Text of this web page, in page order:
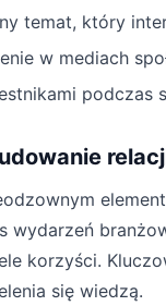
temat, który
w mediach
podczas
wydarzeń
korzyści.
się wiedzą.